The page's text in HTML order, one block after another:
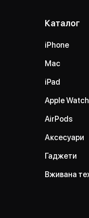
Каталог
iPhone
Mac
iPad
Apple Watch
AirPods
Аксесуари
Гаджети
Вживана